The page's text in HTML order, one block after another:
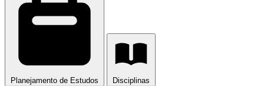
Planejamento de Estudos Disciplinas